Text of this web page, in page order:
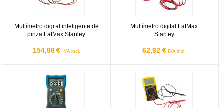
Multímetro digital inteligente de
pinza FatMax Stanley
154,88 € IVA incl.
Multímetro digital FatMax
Stanley
62,92 € IVA incl.